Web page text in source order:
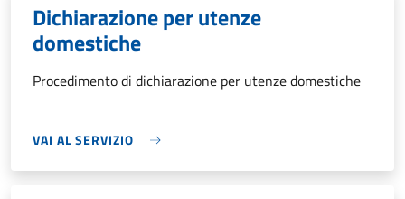
Dichiarazione per utenze
domestiche
Procedimento di dichiarazione per utenze domestiche
VAI AL SERVIZIO